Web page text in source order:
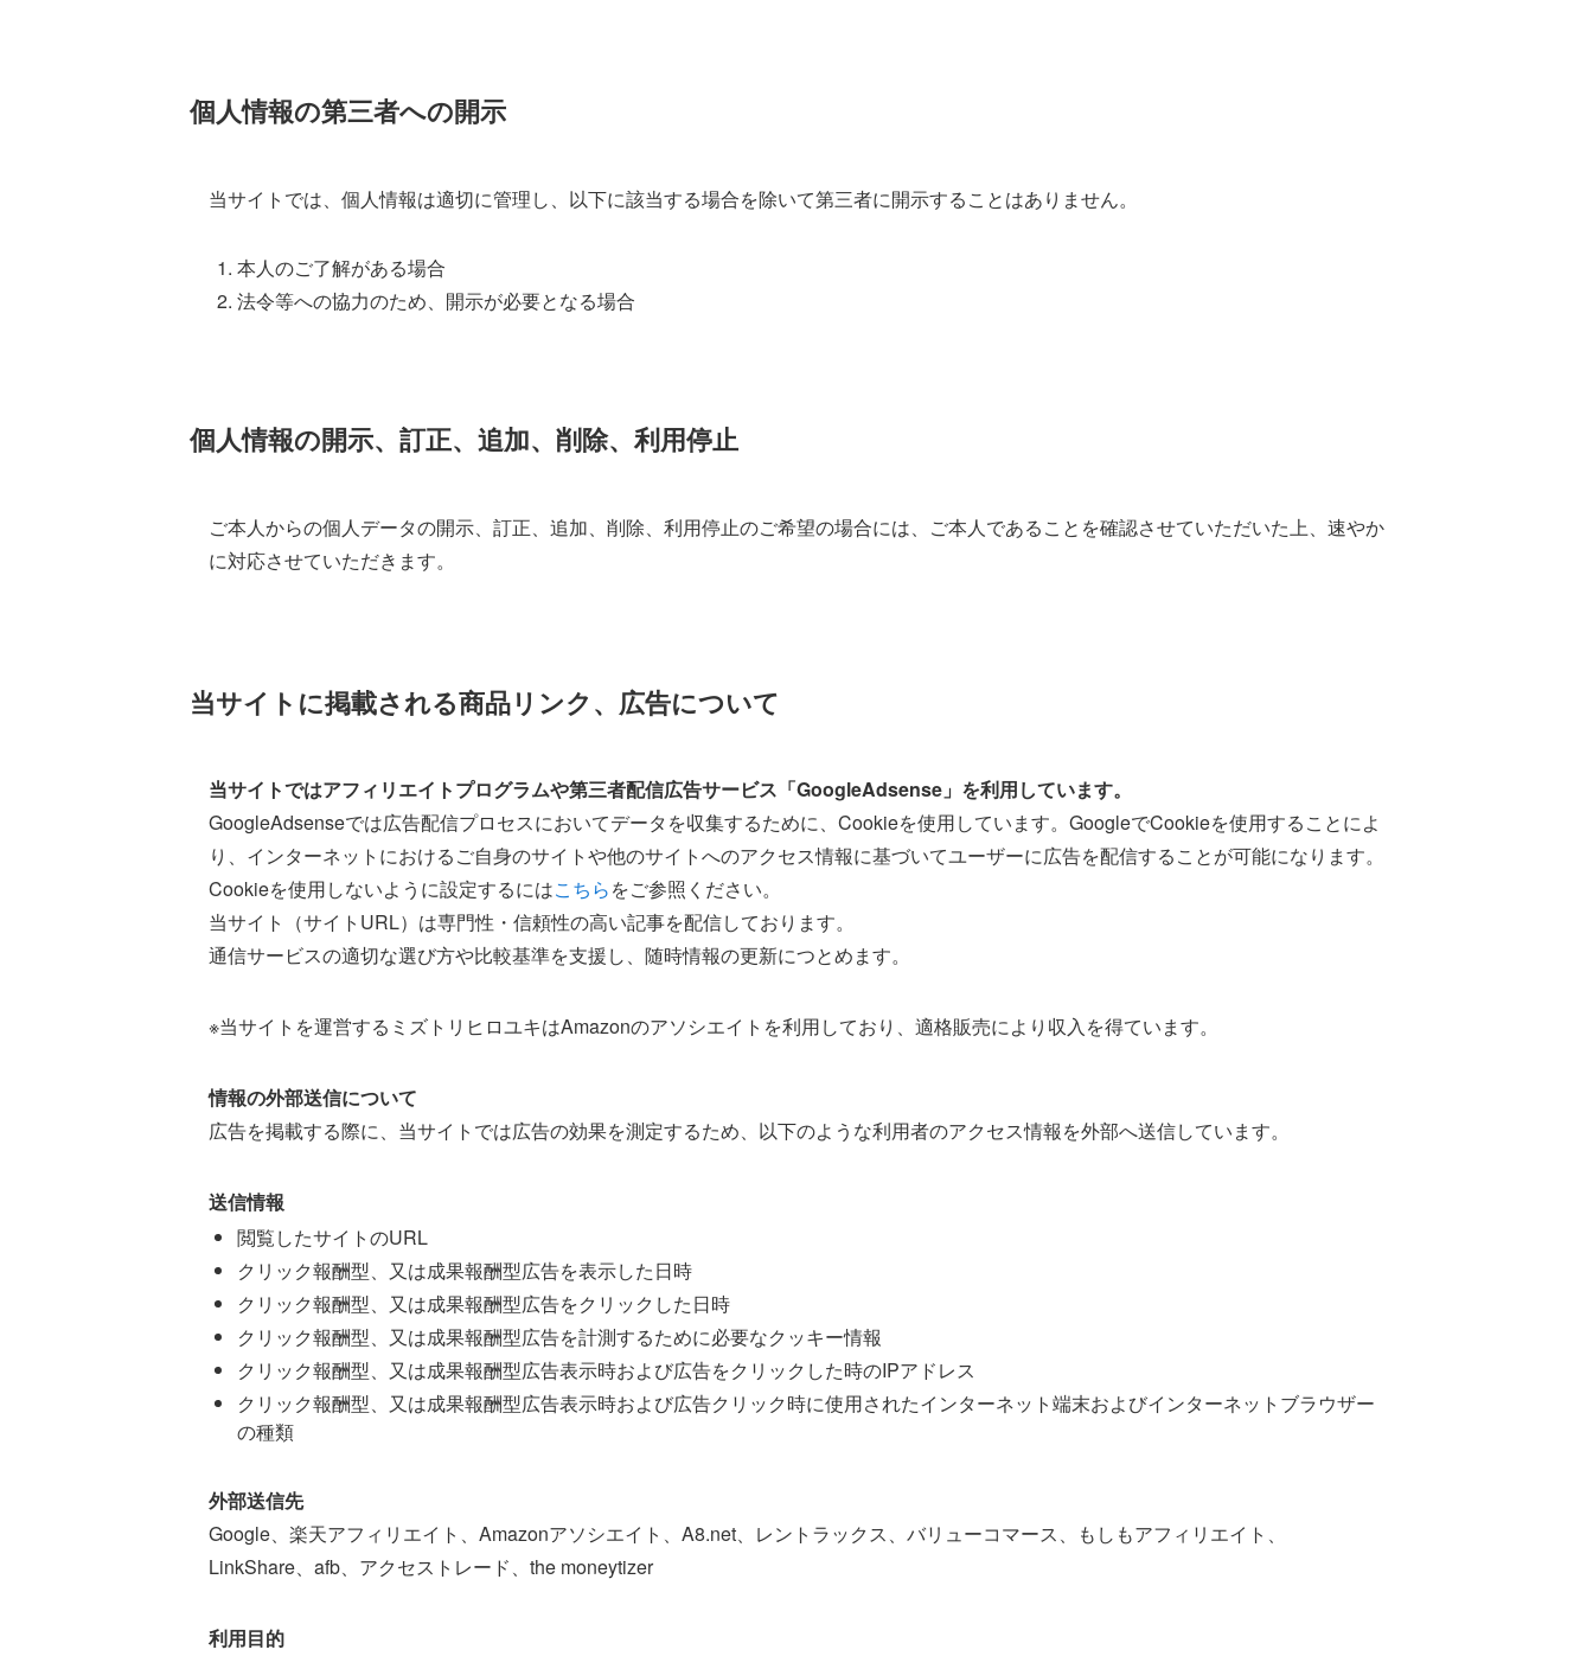
個人情報の第三者への開示
当サイトでは、個人情報は適切に管理し、以下に該当する場合を除いて第三者に開示することはありません。
本人のご了解がある場合
法令等への協力のため、開示が必要となる場合
個人情報の開示、訂正、追加、削除、利用停止
ご本人からの個人データの開示、訂正、追加、削除、利用停止のご希望の場合には、ご本人であることを確認させていただいた上、速やか
に対応させていただきます。
当サイトに掲載される商品リンク、広告について
当サイトではアフィリエイトプログラムや第三者配信広告サービス「GoogleAdsense」を利用しています。
GoogleAdsenseでは広告配信プロセスにおいてデータを収集するために、Cookieを使用しています。GoogleでCookieを使用することによ
り、インターネットにおけるご自身のサイトや他のサイトへのアクセス情報に基づいてユーザーに広告を配信することが可能になります。
Cookieを使用しないように設定するにはこちらをご参照ください。
当サイト（サイトURL）は専門性・信頼性の高い記事を配信しております。
通信サービスの適切な選び方や比較基準を支援し、随時情報の更新につとめます。
※当サイトを運営するミズトリヒロユキはAmazonのアソシエイトを利用しており、適格販売により収入を得ています。
情報の外部送信について
広告を掲載する際に、当サイトでは広告の効果を測定するため、以下のような利用者のアクセス情報を外部へ送信しています。
送信情報
閲覧したサイトのURL
クリック報酬型、又は成果報酬型広告を表示した日時
クリック報酬型、又は成果報酬型広告をクリックした日時
クリック報酬型、又は成果報酬型広告を計測するために必要なクッキー情報
クリック報酬型、又は成果報酬型広告表示時および広告をクリックした時のIPアドレス
クリック報酬型、又は成果報酬型広告表示時および広告クリック時に使用されたインターネット端末およびインターネットブラウザー
の種類
外部送信先
Google、楽天アフィリエイト、Amazonアソシエイト、A8.net、レントラックス、バリューコマース、もしもアフィリエイト、
LinkShare、afb、アクセストレード、the moneytizer
利用目的